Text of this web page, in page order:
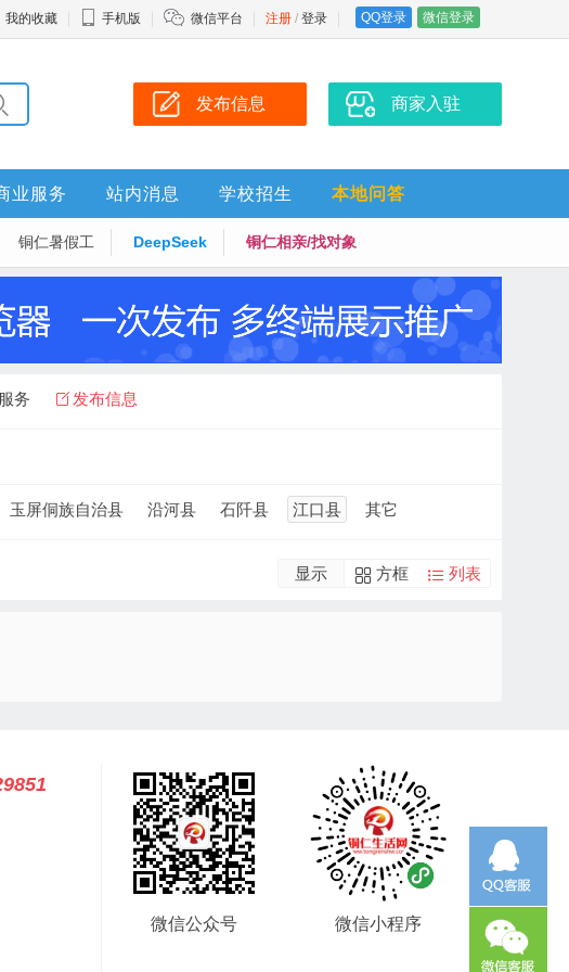
注册 / 登录 QQ登录 微信登录
我的收藏 手机版 微信平台
发布信息 商家入驻
业服务 站内消息 学校招生 本地问答
铜仁暑假工 DeepSeek 铜仁相亲/找对象
务 发布信息
玉屏侗族自治县 沿河县 石阡县 江口县 其它
显示 方框 列表
微信公众号 微信小程序